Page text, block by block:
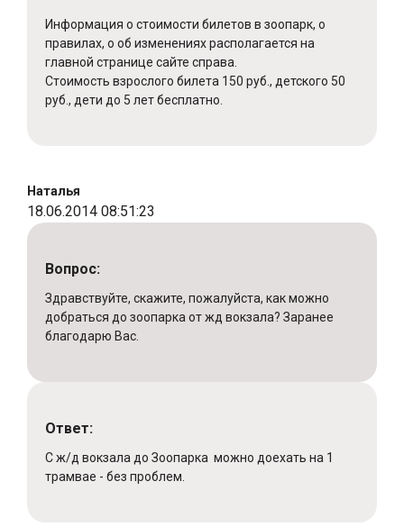
Информация о стоимости билетов в зоопарк, о
правилах, о об изменениях располагается на
главной странице сайте справа.
Стоимость взрослого билета 150 руб., детского 50
руб., дети до 5 лет бесплатно.
Наталья
18.06.2014 08:51:23
Вопрос:
Здравствуйте, скажите, пожалуйста, как можно
добраться до зоопарка от жд вокзала? Заранее
благодарю Вас.
Ответ:
С ж/д вокзала до Зоопарка можно доехать на 1
трамвае - без проблем.